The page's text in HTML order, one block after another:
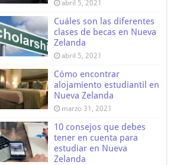
abril 5, 2021
Cuáles son las diferentes
clases de becas en Nueva
Zelanda
abril 5, 2021
Cómo encontrar
alojamiento estudiantil en
Nueva Zelanda
marzo 31, 2021
10 consejos que debes
tener en cuenta para
estudiar en Nueva
Zelanda